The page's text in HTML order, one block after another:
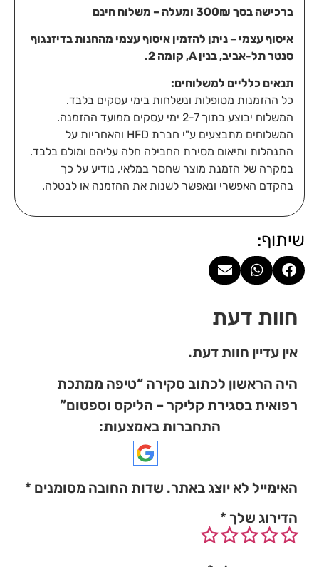
ברכישה בסך 300₪ ומעלה – משלוח חינם
איסוף עצמי – ניתן להזמין איסוף עצמי מהחנות בדיזנגוף
סנטר תל-אביב, בנין A, קומה 2.
תנאים כלליים למשלוחים:
כל ההזמנות מטופלות ונשלחות בימי עסקים בלבד.
המשלוח יבוצע בתוך 2-7 ימי עסקים ממועד ההזמנה.
המשלוחים מתבצעים ע"י חברת HFD והאחריות על
התנהלות ותיאום מסירת החבילה חלה עליהם ומולם בלבד.
במקרה של הזמנת מוצר שחסר במלאי, נודיע על כך
בהקדם האפשרי ונאפשר לשנות את ההזמנה או לבטלה.
שיתוף:
חוות דעת
אין עדיין חוות דעת.
היה הראשון לכתוב סקירה “טיפה ממתכת
רפואית בסגירת קליקר – הליקס וספטום”
התחברות באמצעות:
האימייל לא יוצג באתר. שדות החובה מסומנים *
הדירוג שלך *